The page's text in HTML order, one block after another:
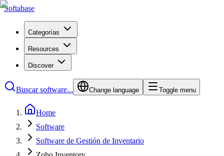
Softabase
Categorías
Resources
Discover
Buscar software... Change language Toggle menu
Home
Software
Software de Gestión de Inventario